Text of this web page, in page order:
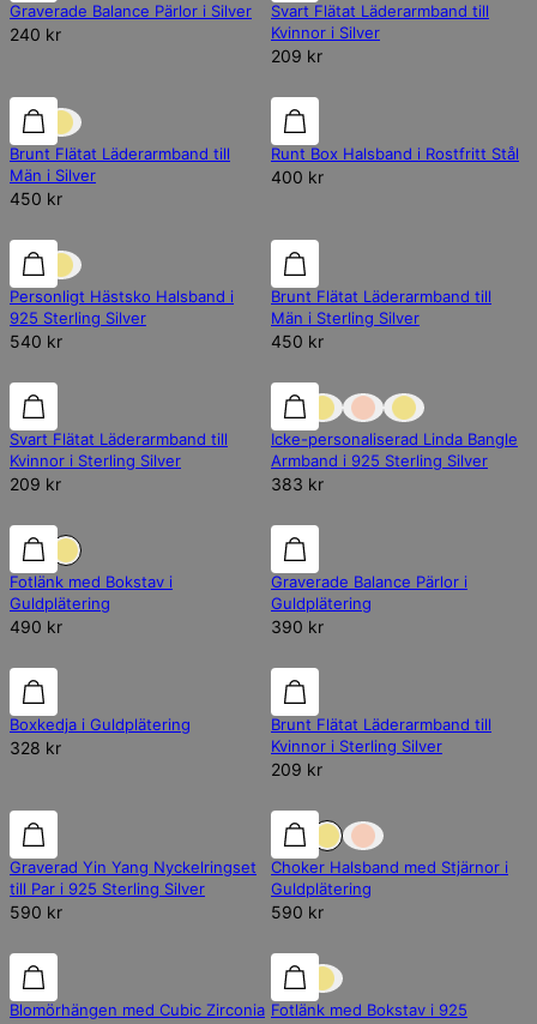
Graverade Balance Pärlor i Silver
240 kr
Svart Flätat Läderarmband till
Kvinnor i Silver
209 kr
Brunt Flätat Läderarmband till
Män i Silver
450 kr
Runt Box Halsband i Rostfritt Stål
400 kr
Personligt Hästsko Halsband i
925 Sterling Silver
540 kr
Brunt Flätat Läderarmband till
Män i Sterling Silver
450 kr
Svart Flätat Läderarmband till
Kvinnor i Sterling Silver
209 kr
Icke-personaliserad Linda Bangle
Armband i 925 Sterling Silver
383 kr
Fotlänk med Bokstav i
Guldplätering
490 kr
Graverade Balance Pärlor i
Guldplätering
390 kr
Boxkedja i Guldplätering
328 kr
Brunt Flätat Läderarmband till
Kvinnor i Sterling Silver
209 kr
Graverad Yin Yang Nyckelringset
till Par i 925 Sterling Silver
590 kr
Choker Halsband med Stjärnor i
Guldplätering
590 kr
Blomörhängen med Cubic Zirconia Fotlänk med Bokstav i 925